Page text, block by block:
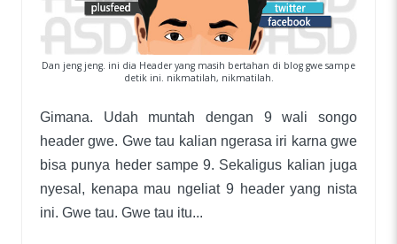
Dan jeng jeng. ini dia Header yang masih bertahan di blog gwe sampe
detik ini. nikmatilah, nikmatilah.
Gimana. Udah muntah dengan 9 wali songo
header gwe. Gwe tau kalian ngerasa iri karna gwe
bisa punya heder sampe 9. Sekaligus kalian juga
nyesal, kenapa mau ngeliat 9 header yang nista
ini. Gwe tau. Gwe tau itu...